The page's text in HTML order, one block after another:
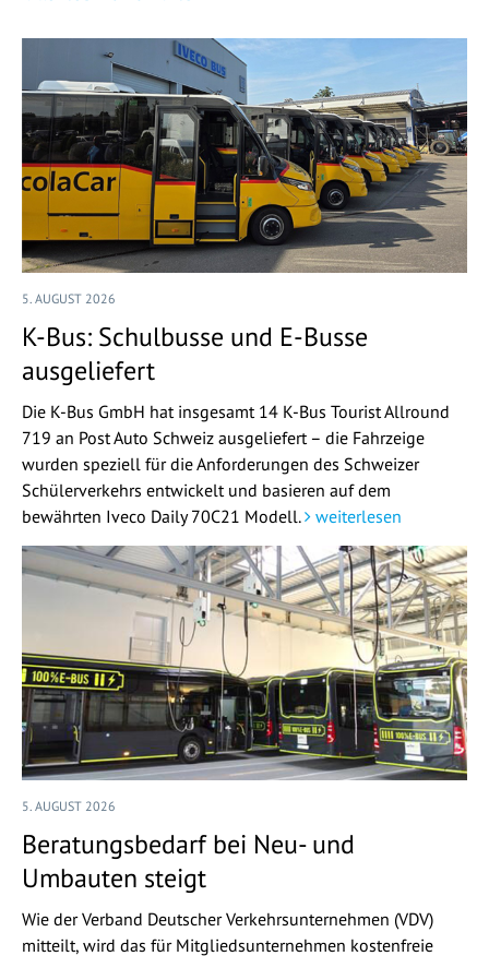
5. AUGUST 2026
K-Bus: Schulbusse und E-Busse
ausgeliefert
Die K-Bus GmbH hat insgesamt 14 K-Bus Tourist Allround
719 an Post Auto Schweiz ausgeliefert – die Fahrzeige
wurden speziell für die Anforderungen des Schweizer
Schülerverkehrs entwickelt und basieren auf dem
bewährten Iveco Daily 70C21 Modell.
weiterlesen
5. AUGUST 2026
Beratungsbedarf bei Neu- und
Umbauten steigt
Wie der Verband Deutscher Verkehrsunternehmen (VDV)
mitteilt, wird das für Mitgliedsunternehmen kostenfreie